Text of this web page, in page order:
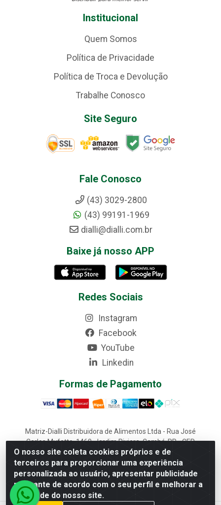
O nosso site coleta cookies próprios e de
terceiros para proporcionar uma experiência
personalizada ao usuário, apresentar publicidade
relevante de acordo com o seu perfil e melhorar a
qualidade do nosso site.
Institucional
Quem Somos
Política de Privacidade
Política de Troca e Devolução
Trabalhe Conosco
Site Seguro
Fale Conosco
(43) 3029-2800
(43) 99191-1969
dialli@dialli.com.br
Baixe já nosso APP
Redes Sociais
Instagram
Facebook
YouTube
Linkedin
Formas de Pagamento
Matriz-Dialli Distribuidora de Alimentos Ltda - Rua José
Carlos Mufatto, 1460, Jardim Riviera, Cambé-PR - CEP
86187-025 - CNPJ 02.611.870/0001-22
Filial-Dialli Distribuidora de Alimentos Ltda - Rua Lagoa
Saquarema, 1241 - Morumbi, Cascavel-PR - CEP 85817-
643 - CNPJ 02.611.870/0002-03